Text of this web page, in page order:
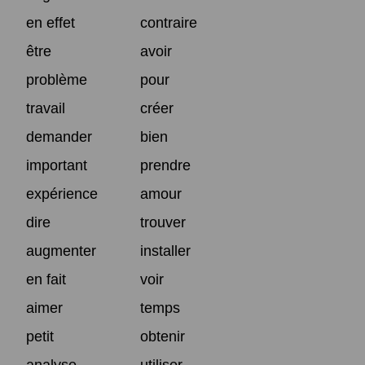
en effet
contraire
être
avoir
problème
pour
travail
créer
demander
bien
important
prendre
expérience
amour
dire
trouver
augmenter
installer
en fait
voir
aimer
temps
petit
obtenir